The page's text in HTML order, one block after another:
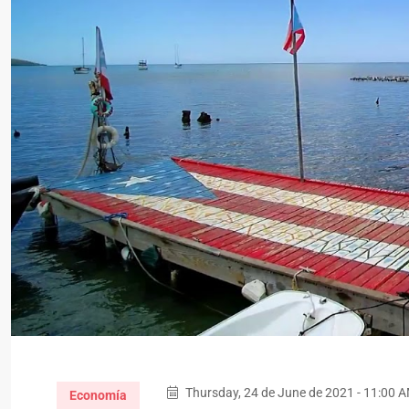
Economía Thursday, 24 de June de 2021 - 11:00